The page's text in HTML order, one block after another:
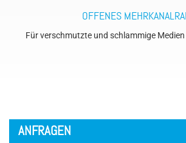
OFFENES
Für verschmutzte und schlammige
ANFRAGEN